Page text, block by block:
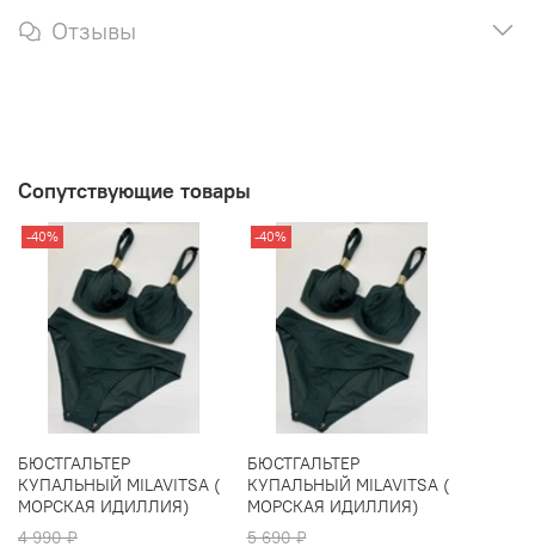
Отзывы
Сопутствующие товары
-40%
БЮСТГАЛЬТЕР
КУПАЛЬНЫЙ MILAVITSA (
МОРСКАЯ ИДИЛЛИЯ)
4 990 ₽
-40%
БЮСТГАЛЬТЕР
КУПАЛЬНЫЙ MILAVITSA (
МОРСКАЯ ИДИЛЛИЯ)
5 690 ₽